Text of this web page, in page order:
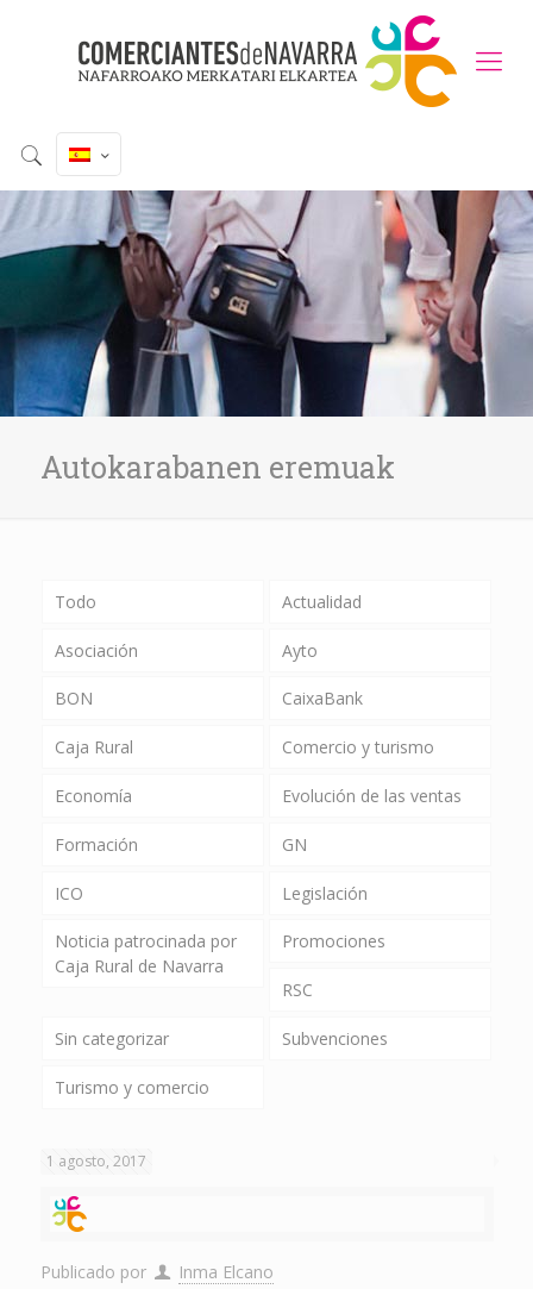
Autokarabanen eremuak
Todo Actualidad
Asociación Ayto
BON CaixaBank
Caja Rural Comercio y turismo
Economía Evolución de las ventas
Formación GN
ICO Legislación
Noticia patrocinada por
Caja Rural de Navarra
Promociones
RSC
Sin categorizar Subvenciones
Turismo y comercio
1 agosto, 2017
Publicado por Inma Elcano